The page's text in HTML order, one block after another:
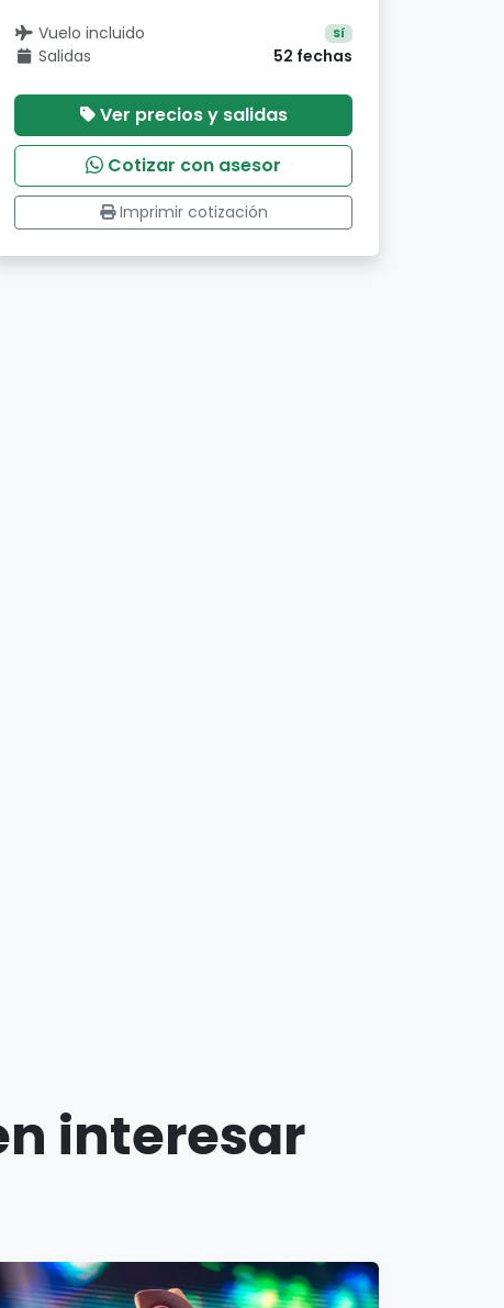
Vuelo incluido Sí
Salidas 52 fechas
Ver precios y salidas
Cotizar con asesor
Imprimir cotización
interesar